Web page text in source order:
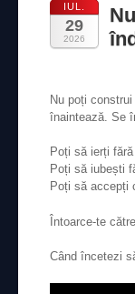
IUL.
29
2026
Nu poți
înaintează. Se
Poți să ierți
Poți să iubești
Poți să accepți
Întoarce-te
Când încetezi